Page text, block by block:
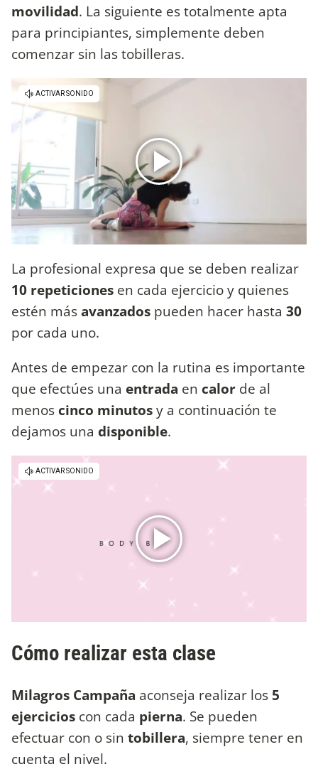
movilidad. La siguiente es totalmente apta
para principiantes, simplemente deben
comenzar sin las tobilleras.
La profesional expresa que se deben realizar
10 repeticiones en cada ejercicio y quienes
estén másavanzados pueden hacer hasta 30
por cada uno.
Antes de empezar con la rutina es importante
que efectúes una entrada en calor de al
menos cinco minutosy a continuación te
dejamos una disponible.
Cómo realizar esta clase
Milagros Campaña aconseja realizar los 5
ejercicios con cada pierna. Se pueden
efectuar con o sin tobillera, siempre tener en
cuenta el nivel.